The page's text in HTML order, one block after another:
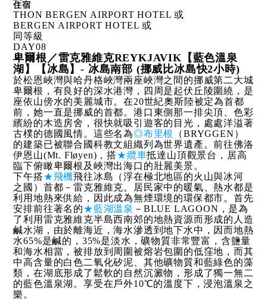
住宿
THON BERGEN AIRPORT HOTEL 或
BERGEN AIRPORT HOTEL 或
同等級
DAY08
卑爾根／雷克雅維克REYKJAVIK【藍色溫泉
湖】【冰島】- 冰島南部 (挪威比冰島快2小時)
於松恩峽灣與哈丹格峽灣兩座峽灣之間的挪威第二大城
卑爾根，有良好的深水港灣，四周是起伏丘陵圍繞，是
座依山傍水的美麗城市。在20世紀奧斯陸被定為首都
前，她一直是挪威的首都。港口東側那一排尖頂、色彩
繽紛的木造房舍，很快就吸引遊客的目光，處處洋溢著
古樸的德國風情。這些名為◎布里根
（BRYGGEN）
的建築已被聯合國科教文組織列為世界遺產。前往佛洛
伊恩山(Mt. Fløyen)，搭★纜車抵達山頂觀景台，居高
臨下俯瞰卑爾根及峽灣出海口的壯麗美景。
下午搭★飛機飛往冰島（浮在極北地區的火山與冰河
之國）首都－雷克雅維克。居民家中的暖氣、熱水都是
利用地熱來供給，因此成為無煙環境的環保都市。首先
安排前往著名的★藍湖溫泉 －BLUE LAGOON，是為
了利用雷克雅維克半島西南郊的地熱資源而形成的人造
鹹水湖，由於離海近，海水滲透到地下水中，因而地熱
水65%是鹹的，35%是淡水，礦物質非常豐富，含鹽量
和海水相當，被排放到周圍被熔岩包圍的低窪地，而其
中高含量的白色二氧化矽泥、其他礦物質和藍綠色的藻
類，在湖底形成了鬆軟的自然沉澱物，形成了獨一無二
的藍色溫泉湖。享受在戶外10℃的溫度下，浸泡溫泉之
樂。